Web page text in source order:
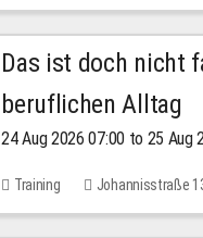
Das ist doch nicht
beruflichen Alltag
24 Aug 2026 07:00 to 25 Aug
Training Johannisstraße